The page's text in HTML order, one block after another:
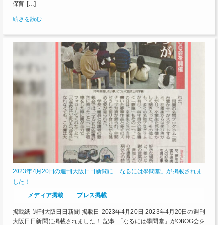
保育 […]
続きを読む
2023年4月20日の週刊大阪日日新聞に「なるには學問堂」が掲載されま
した！
メディア掲載
プレス掲載
掲載紙 週刊大阪日日新聞 掲載日 2023年4月20日 2023年4月20日の週刊
大阪日日新聞に掲載されました！ 記事 「なるには學問堂」がOBOG会を